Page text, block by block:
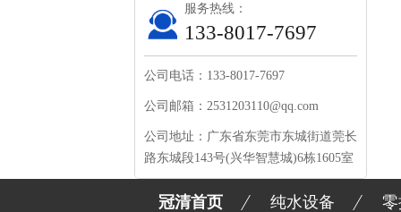
服务热线：
133-8017-7697
公司电话：133-8017-7697
公司邮箱：2531203110@qq.com
公司地址：广东省东莞市东城街道莞长
路东城段143号(兴华智慧城)6栋1605室
冠清首页 纯水设备